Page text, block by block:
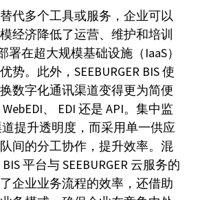
代多个工具或服务，企业可以
经济降低了运营、维护和培训
署在超大规模基础设施（IaaS）
势。此外，SEEBURGER BIS 使
数字化通讯渠道变得更为简便
、 EDI 还是 API。集中监
提升透明度，而采用单一供应
间的分工协作，提升效率。混
平台与 SEEBURGER 云服务的
企业业务流程的效率，还借助